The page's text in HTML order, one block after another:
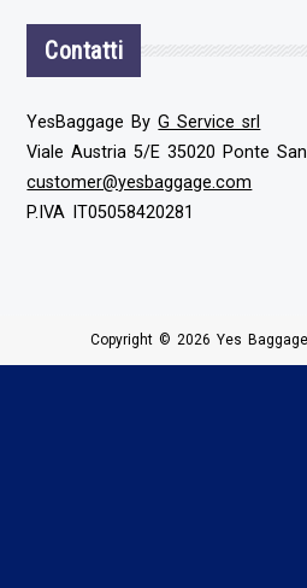
Contatti
YesBaggage ByG Service srl
Viale Austria 5/E 35020 Ponte
customer@yesbaggage.com
P.IVA IT05058420281
Copyright © 2026 Yes